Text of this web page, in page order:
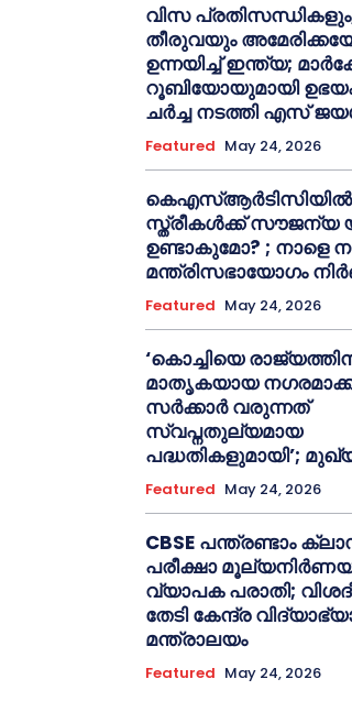
വിസ
തീരുവയും
ഉന്നയിച്ച് ഇന്ത്യ;
റൂബിയോയുമായി
ചർച്ച നടത്തി എസ്
Featured May 24, 2026
കെഎസ്ആർടിസിയിൽ
സ്ത്രീകൾക്ക് സൗജന്യ
ഉണ്ടാകുമോ? ; നാളെ
മന്ത്രിസഭായോഗം
Featured May 24, 2026
‘കൊച്ചിയെ
മാതൃകയായ നഗരമാക്കി
സർക്കാർ വരുന്നത്
സ്വപ്നതുല്യമായ
പദ്ധതികളുമായി’;
Featured May 24, 2026
CBSE പന്ത്രണ്ടാം
പരീക്ഷാ
വ്യാപക പരാതി;
തേടി കേന്ദ്ര
മന്ത്രാലയം
Featured May 24, 2026